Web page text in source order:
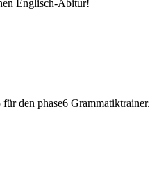
Englisch-Abitur!
den phase6 Grammatiktrainer.